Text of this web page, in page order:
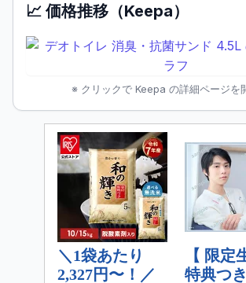
📈 価格推移（Keepa）
※ クリックで Keepa の詳細ページを